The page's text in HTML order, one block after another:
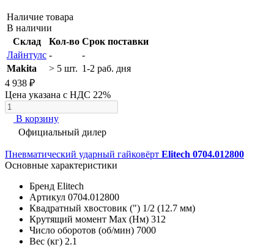
Наличие товара
В наличии
Склад
Кол-во Срок поставки
Лайнтулс -
-
Makita
> 5 шт. 1-2 раб. дня
4 938 ₽
Цена указана с НДС 22%
В корзину
Официальный дилер
Пневматический ударный гайковёрт Elitech 0704.012800
Основные характеристики
Бренд Elitech
Артикул 0704.012800
Квадратный хвостовик (") 1/2 (12.7 мм)
Крутящий момент Max (Нм) 312
Число оборотов (об/мин) 7000
Вес (кг) 2.1